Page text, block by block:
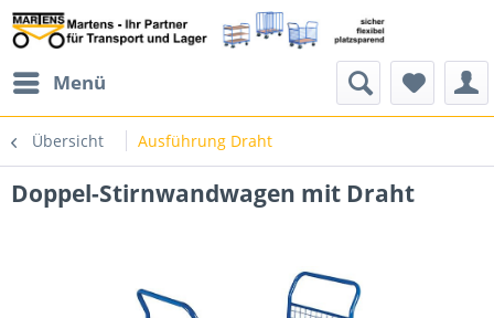
Menü
Übersicht Ausführung Draht
Doppel-Stirnwandwagen mit Draht